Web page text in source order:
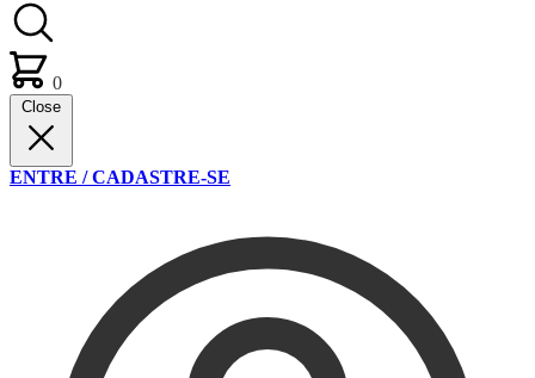
0
Close
ENTRE / CADASTRE-SE